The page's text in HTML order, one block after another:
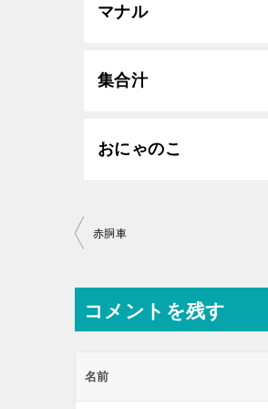
マナル
集合汁
おにゃのこ
投
ナ
ビ
ー
赤胴車
コメントを残す
名前